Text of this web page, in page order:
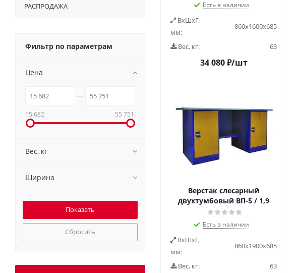
Есть в наличии
ВxШxГ,
мм:
860х1600х685
Вес, кг: 63
34 080₽/шт
Верстак слесарный
двухтумбовый ВП-5 / 1,9
Есть в наличии
ВxШxГ,
мм:
860х1900х685
Вес, кг: 63
РАСПРОДАЖА
Фильтр по параметрам
Цена
15 682 55 751
Вес, кг
Ширина
Сбросить